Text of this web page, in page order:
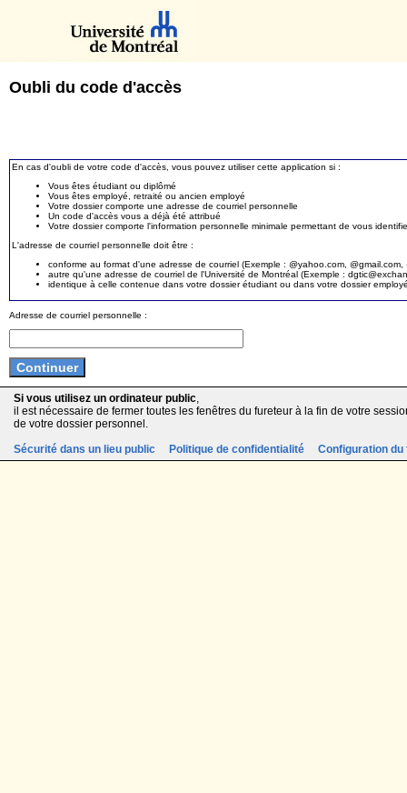
Oubli du code d'accès
En cas d'oubli de votre code d'accès, vous pouvez utiliser cette application si :
Vous êtes étudiant ou diplômé
Vous êtes employé, retraité ou ancien employé
Votre dossier comporte une adresse de courriel personnelle
Un code d'accès vous a déjà été attribué
Votre dossier comporte l'information personnelle minimale permettant de vous
L'adresse de courriel personnelle doit être :
conforme au format d'une adresse de courriel (Exemple : @yahoo.com,
autre qu'une adresse de courriel de l'Université de Montréal (Exemple :
identique à celle contenue dans votre dossier étudiant ou dans votre dossier
Adresse de courriel personnelle :
Si vous utilisez un ordinateur public,
il est nécessaire de fermer toutes les fenêtres du fureteur à la fin de votre
de votre dossier personnel.
Sécurité dans un lieu public
Politique de confidentialité Configuration du